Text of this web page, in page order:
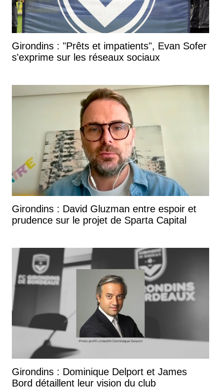
Girondins : "Prêts et impatients", Evan Sofer
s'exprime sur les réseaux sociaux
Girondins : David Gluzman entre espoir et
prudence sur le projet de Sparta Capital
Girondins : Dominique Delport et James
Bord détaillent leur vision du club